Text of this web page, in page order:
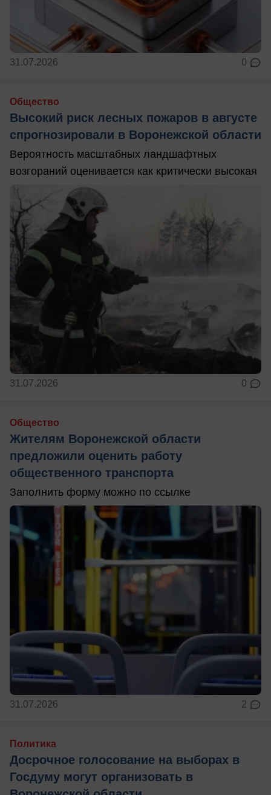
31.07.2026 0
Общество
Высокий риск лесных пожаров в августе
спрогнозировали в Воронежской области
Вероятность масштабных ландшафтных
возгораний оценивается как критически высокая
31.07.2026 0
Общество
Жителям Воронежской области
предложили оценить работу
общественного транспорта
Заполнить форму можно по ссылке
31.07.2026 2
Политика
Досрочное голосование на выборах в
Госдуму могут организовать в